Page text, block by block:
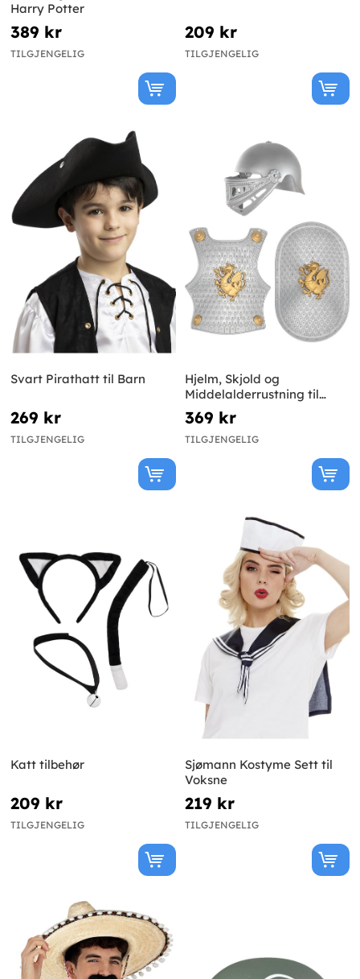
Harry Potter
389 kr
TILGJENGELIG
209 kr
TILGJENGELIG
Svart Pirathatt til Barn
269 kr
TILGJENGELIG
Hjelm, Skjold og
Middelalderrustning til
Barn
369 kr
TILGJENGELIG
Katt tilbehør
209 kr
TILGJENGELIG
Sjømann Kostyme Sett til
Voksne
219 kr
TILGJENGELIG